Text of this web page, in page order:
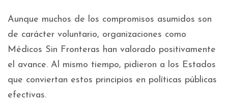
Aunque muchos de los compromisos asumidos son
de carácter voluntario, organizaciones como
Médicos Sin Fronteras han valorado positivamente
el avance. Al mismo tiempo, pidieron a los Estados
que conviertan estos principios en políticas públicas
efectivas.​